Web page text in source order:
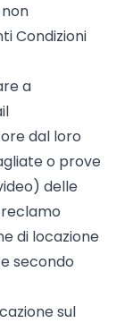
Condizioni
a
dal loro
o prove
delle
di locazione
secondo
sul